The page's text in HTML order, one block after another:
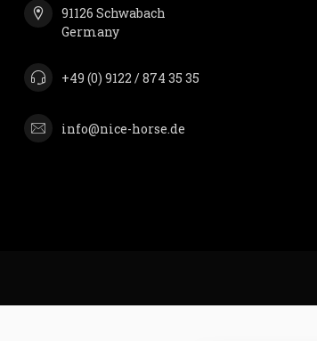
91126 Schwabach
Germany
+49 (0) 9122 / 874 35 35
info@nice-horse.de